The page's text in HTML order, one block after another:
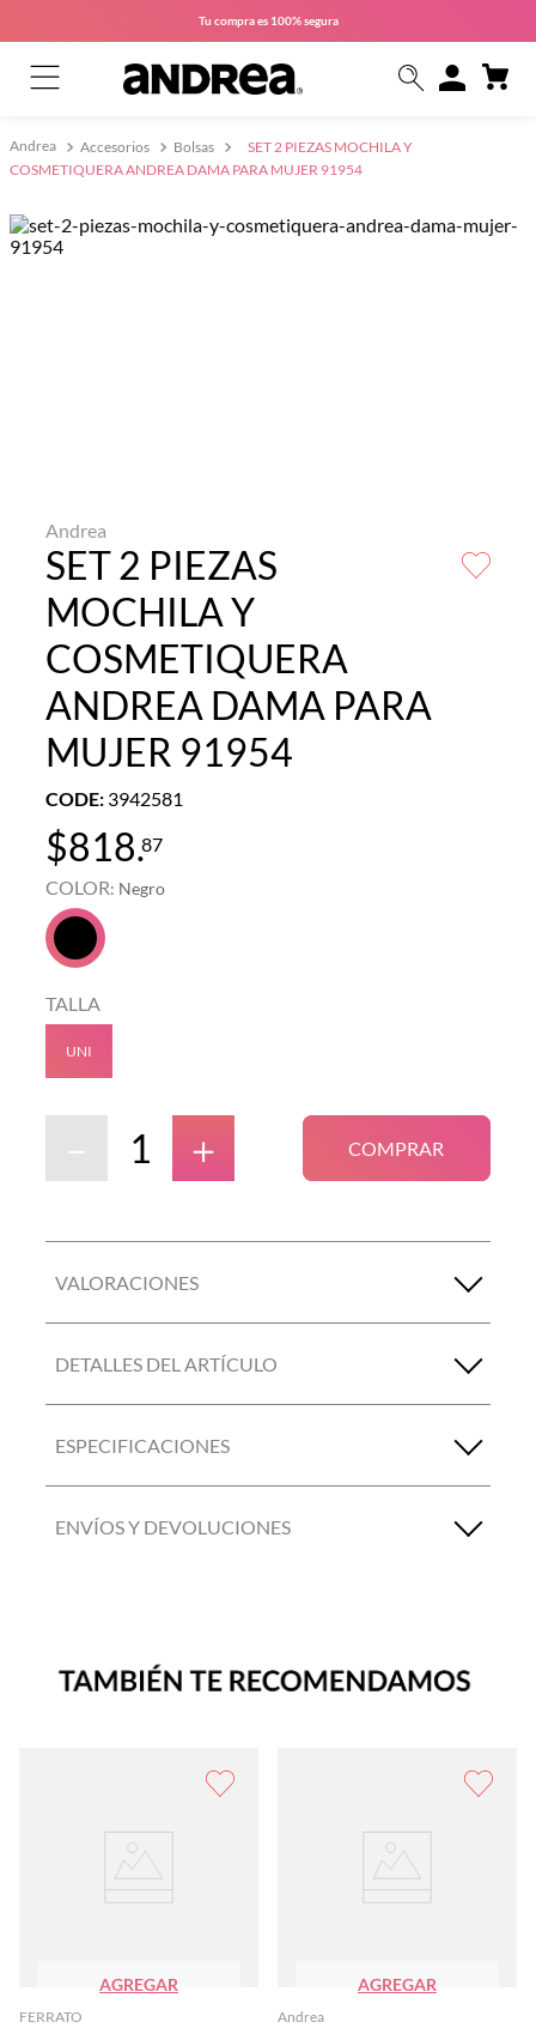
Tu compra es 100% segura
Accesorios Bolsas
SET 2 PIEZAS MOCHILA Y
COSMETIQUERA ANDREA DAMA PARA MUJER 91954
Andrea
SET 2 PIEZAS
MOCHILA Y
COSMETIQUERA
ANDREA DAMA PARA
MUJER 91954
CODE: 3942581
$818.87
COLOR: Negro
TALLA
UNI
＋
－ COMPRAR
VALORACIONES
DETALLES DEL ARTÍCULO
ESPECIFICACIONES
ENVÍOS Y DEVOLUCIONES
AGREGAR
FERRATO
AGREGAR
Andrea